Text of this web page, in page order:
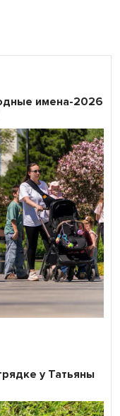
имена-2026
у Татьяны